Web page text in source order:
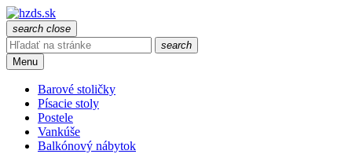
search close
search
Menu
Barové stoličky
Písacie stoly
Postele
Vankúše
Balkónový nábytok